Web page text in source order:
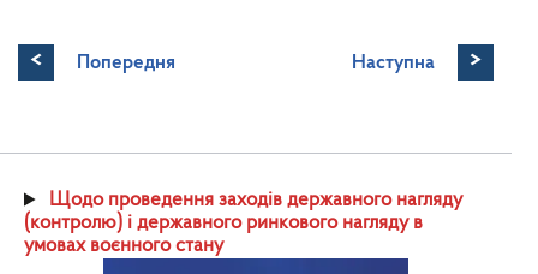
< Попередня Наступна >
Щодо проведення заходів державного нагляду
(контролю) і державного ринкового нагляду в
умовах воєнного стану